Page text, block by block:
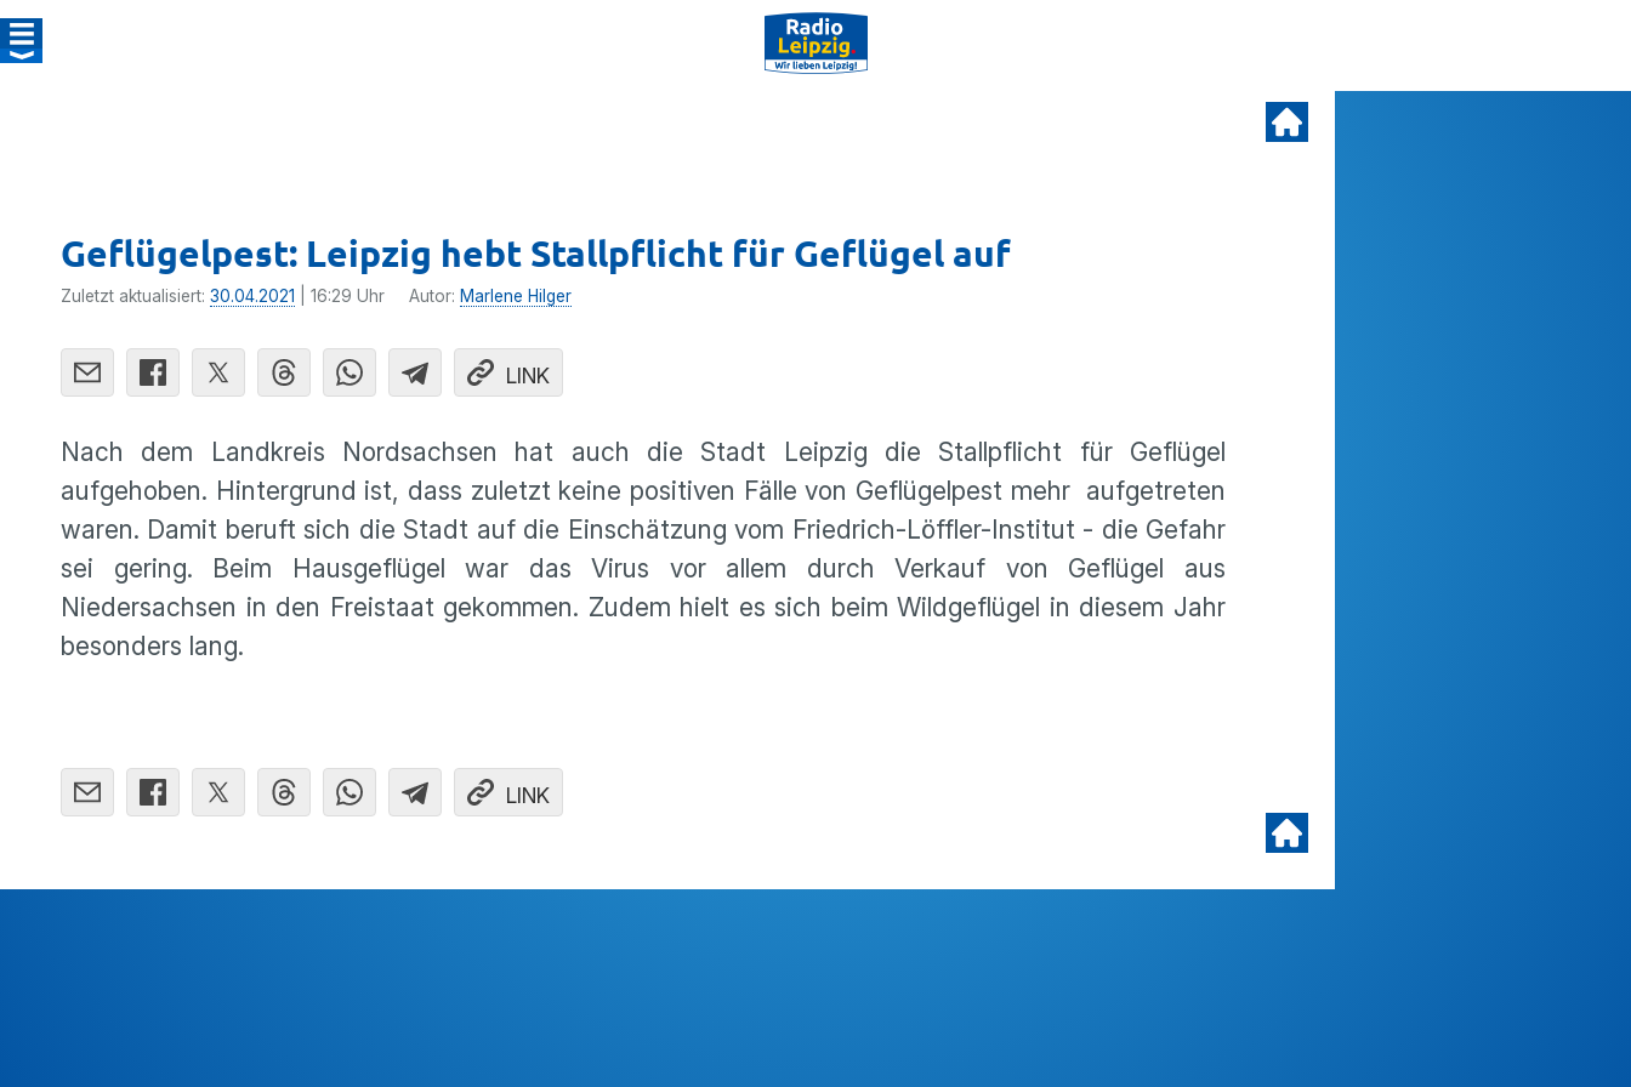
Geflügelpest: Leipzig hebt Stallpflicht für Geflügel auf
Zuletzt aktualisiert: 30.04.2021 | 16:29 Uhr Autor: Marlene Hilger
LINK
Nach dem Landkreis Nordsachsen hat auch die Stadt Leipzig die Stallpflicht für Geflügel
aufgehoben. Hintergrund ist, dass zuletzt keine positiven Fälle von Geflügelpest mehr aufgetreten
waren. Damit beruft sich die Stadt auf die Einschätzung vom Friedrich-Löffler-Institut - die Gefahr
sei gering. Beim Hausgeflügel war das Virus vor allem durch Verkauf von Geflügel aus
Niedersachsen in den Freistaat gekommen. Zudem hielt es sich beim Wildgeflügel in diesem Jahr
besonders lang.
LINK